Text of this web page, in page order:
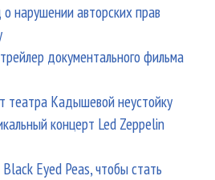
о нарушении авторских прав
документального фильма
театра Кадышевой неустойку
концерт Led Zeppelin
Eyed Peas, чтобы стать